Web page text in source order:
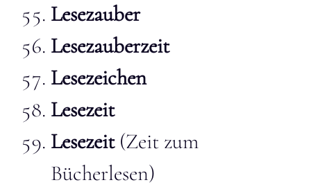
Lesezauber
Lesezauberzeit
Lesezeichen
Lesezeit
Lesezeit(Zeit zum
Bücherlesen)